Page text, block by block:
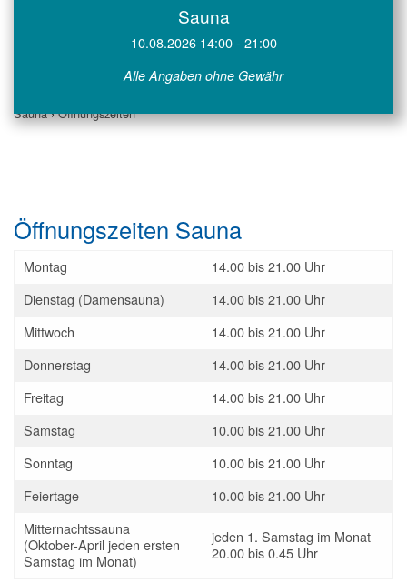
Sauna
10.08.2026 14:00 - 21:00
Alle Angaben ohne Gewähr
Sauna›Öffnungszeiten
Öffnungszeiten Sauna
Montag
14.00 bis 21.00 Uhr
Dienstag (Damensauna)
14.00 bis 21.00 Uhr
Mittwoch
14.00 bis 21.00 Uhr
Donnerstag
14.00 bis 21.00 Uhr
Freitag
14.00 bis 21.00 Uhr
Samstag
10.00 bis 21.00 Uhr
Sonntag
10.00 bis 21.00 Uhr
Feiertage
10.00 bis 21.00 Uhr
Mitternachtssauna
(Oktober-April jeden ersten
Samstag im Monat)
jeden 1. Samstag im Monat
20.00 bis 0.45 Uhr